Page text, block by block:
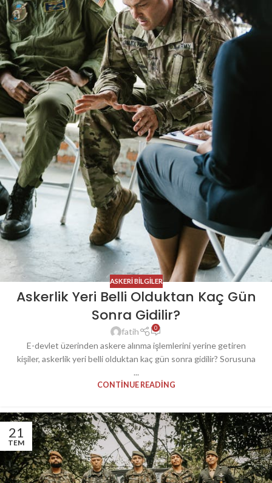
ASKERI BILGILER
Askerlik Yeri Belli Olduktan Kaç Gün
Sonra Gidilir?
fatih 0
E-devlet üzerinden askere alınma işlemlerini yerine getiren
kişiler, askerlik yeri belli olduktan kaç gün sonra gidilir? Sorusuna
...
CONTINUE READING
21
TEM